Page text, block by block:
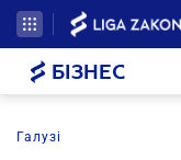
БІЗНЕС
Галузі